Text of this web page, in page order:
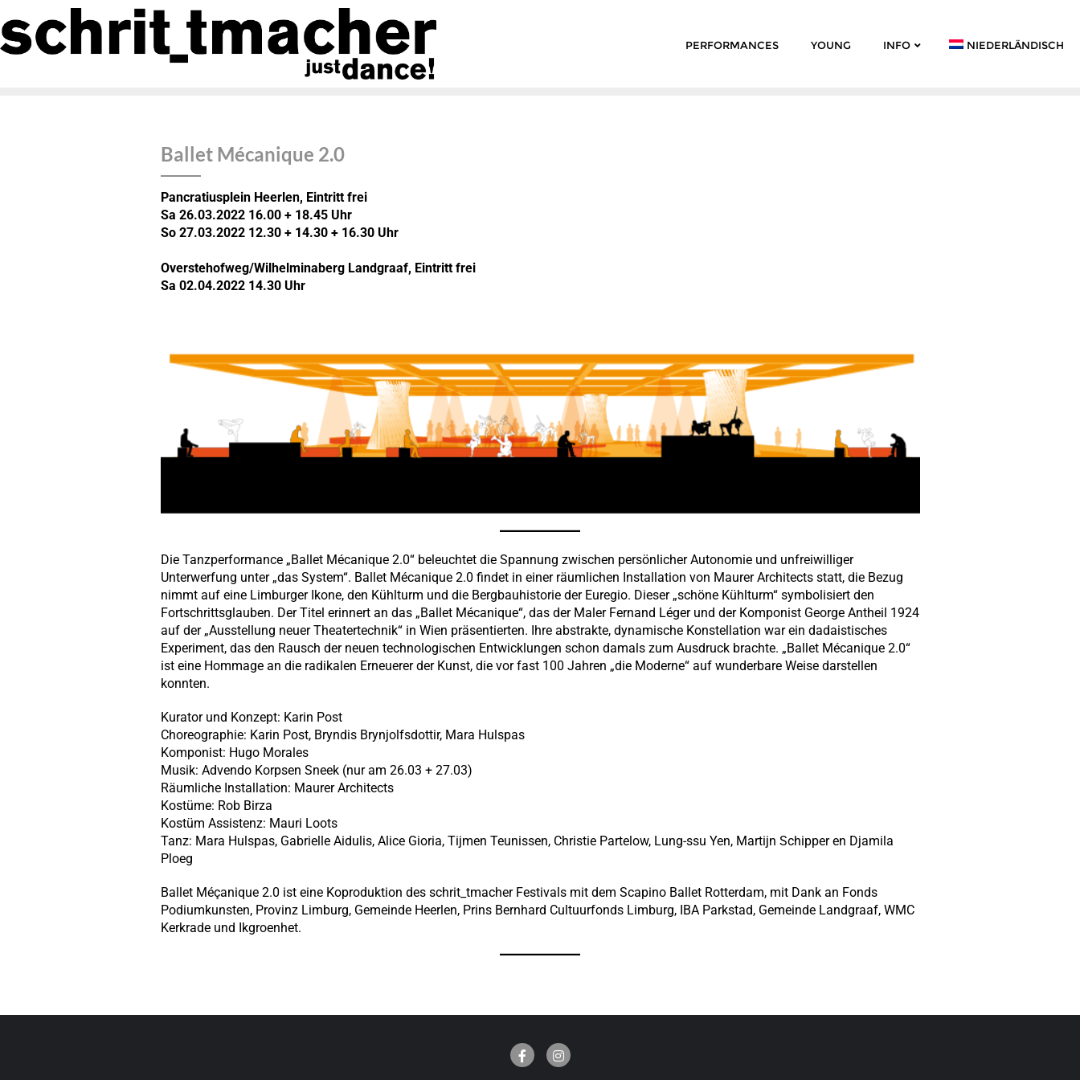
PERFORMANCES YOUNG INFO NIEDERLÄNDISCH
Ballet Mécanique 2.0
Pancratiusplein Heerlen, Eintritt frei
Sa 26.03.2022 16.00 + 18.45 Uhr
So 27.03.2022 12.30 + 14.30 + 16.30 Uhr
Overstehofweg/Wilhelminaberg Landgraaf, Eintritt frei
Sa 02.04.2022 14.30 Uhr
Die Tanzperformance „Ballet Mécanique 2.0“ beleuchtet die Spannung zwischen persönlicher Autonomie und unfreiwilliger
Unterwerfung unter „das System“. Ballet Mécanique 2.0 findet in einer räumlichen Installation von Maurer Architects statt, die Bezug
nimmt auf eine Limburger Ikone, den Kühlturm und die Bergbauhistorie der Euregio. Dieser „schöne Kühlturm“ symbolisiert den
Fortschrittsglauben. Der Titel erinnert an das „Ballet Mécanique“, das der Maler Fernand Léger und der Komponist George Antheil 1924
auf der „Ausstellung neuer Theatertechnik“ in Wien präsentierten. Ihre abstrakte, dynamische Konstellation war ein dadaistisches
Experiment, das den Rausch der neuen technologischen Entwicklungen schon damals zum Ausdruck brachte. „Ballet Mécanique 2.0“
ist eine Hommage an die radikalen Erneuerer der Kunst, die vor fast 100 Jahren „die Moderne“ auf wunderbare Weise darstellen
konnten.
Kurator und Konzept: Karin Post
Choreographie: Karin Post, Bryndis Brynjolfsdottir, Mara Hulspas
Komponist: Hugo Morales
Musik: Advendo Korpsen Sneek (nur am 26.03 + 27.03)
Räumliche Installation: Maurer Architects
Kostüme: Rob Birza
Kostüm Assistenz: Mauri Loots
Tanz: Mara Hulspas, Gabrielle Aidulis, Alice Gioria, Tijmen Teunissen, Christie Partelow, Lung-ssu Yen, Martijn Schipper en Djamila
Ploeg
Ballet Méçanique 2.0 ist eine Koproduktion des schrit_tmacher Festivals mit dem Scapino Ballet Rotterdam, mit Dank an Fonds
Podiumkunsten, Provinz Limburg, Gemeinde Heerlen, Prins Bernhard Cultuurfonds Limburg, IBA Parkstad, Gemeinde Landgraaf, WMC
Kerkrade und Ikgroenhet.